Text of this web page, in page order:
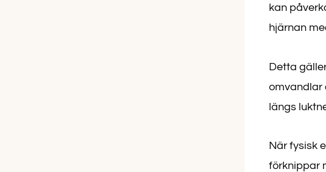
kan
hjärnan
Detta
omvandlar
längs
När fysisk
förknippar